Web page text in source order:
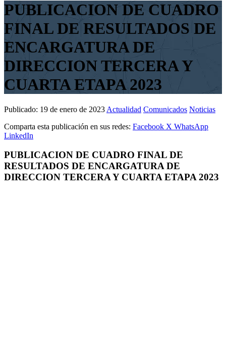
PUBLICACION DE CUADRO
FINAL DE RESULTADOS DE
ENCARGATURA DE
DIRECCION TERCERA Y
CUARTA ETAPA 2023
Publicado: 19 de enero de 2023 Actualidad Comunicados Noticias
Comparta esta publicación en sus redes: Facebook X WhatsApp
LinkedIn
PUBLICACION DE CUADRO FINAL DE
RESULTADOS DE ENCARGATURA DE
DIRECCION TERCERA Y CUARTA ETAPA 2023